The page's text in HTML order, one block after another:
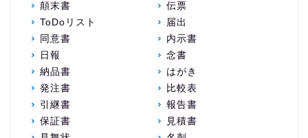
顛末書
伝票
ToDoリスト
届出
同意書
内示書
日報
念書
納品書
はがき
発注書
比較表
引継書
報告書
保証書
見積書